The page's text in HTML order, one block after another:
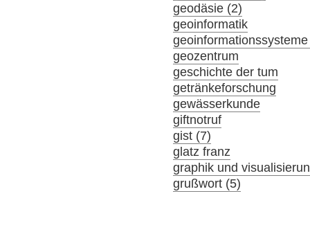
geodäsie (2)
geoinformatik
geozentrum
geschichte der tum
getränkeforschung
gewässerkunde
giftnotruf
gist (7)
glatz franz
graphik und
grußwort (5)